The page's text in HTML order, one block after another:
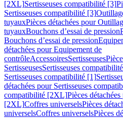
[2XL]Sertisseuses compatibilité [3]
Sertisseuses compatibilité [3]
tuyauxPièces détachées pour
tuyauxBouchons d’essai de pression
Bouchons d’essai de pression
détachées pour Equipement de
contrôleAccessoiresSertisseuses
SertisseusesSertisseuses
Sertisseuses compatibilité [1]
détachées pour Sertisseuses
compatibilité [2XL]Pièces
[2XL]Coffres universelsPièces
universelsCoffres universelsPièces